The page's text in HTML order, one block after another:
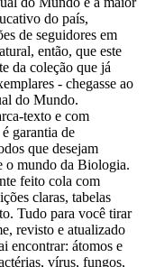
do país,
de seguidores em
então, que este
da coleção que já
- chegasse ao
do Mundo.
texto e com
garantia de
que desejam
o mundo da Biologia.
feito cola com
claras, tabelas
Tudo para você tirar
revisto e atualizado
encontrar: átomos e
vírus, fungos,